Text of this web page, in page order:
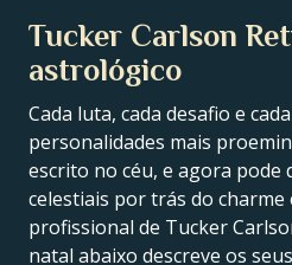
Tucker Carlson
astrológico
Cada luta, cada desafio e
personalidades mais
escrito no céu, e agora pode
celestiais por trás do charme
profissional de Tucker
natal abaixo descreve os